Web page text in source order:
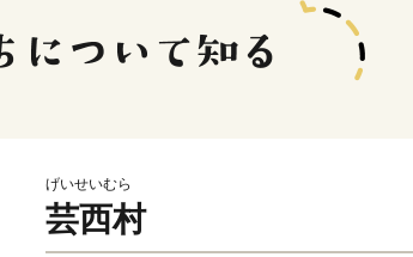
げいせいむら
芸西村